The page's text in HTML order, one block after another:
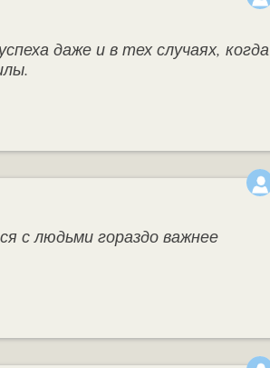
даже и в тех случаях, когда
с людьми гораздо важнее